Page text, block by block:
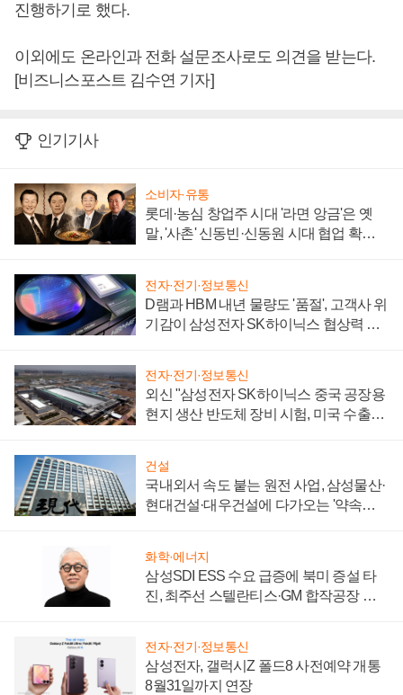
진행하기로 했다.
이외에도 온라인과 전화 설문조사로도 의견을 받는다.
[비즈니스포스트 김수연 기자]
인기기사
소비자·유통
롯데·농심 창업주 시대 '라면 앙금'은 옛
말, '사촌' 신동빈·신동원 시대 협업 확대
전자·전기·정보통신
D램과 HBM 내년 물량도 '품절', 고객사 위
기감이 삼성전자 SK하이닉스 협상력 더
전자·전기·정보통신
외신 "삼성전자 SK하이닉스 중국 공장용
현지 생산 반도체 장비 시험, 미국 수출통
건설
국내외서 속도 붙는 원전 사업, 삼성물산·
현대건설·대우건설에 다가오는 '약속의
화학·에너지
삼성SDI ESS 수요 급증에 북미 증설 타
진, 최주선 스텔란티스·GM 합작공장 건
전자·전기·정보통신
삼성전자, 갤럭시Z 폴드8 사전예약 개통
8월31일까지 연장